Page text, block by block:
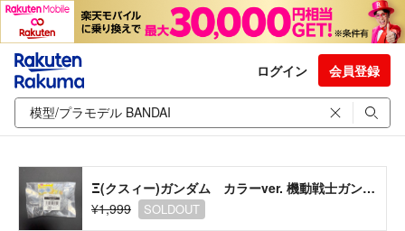
ログイン 会員登録
Ξ(クスィー)ガンダム カラーver. 機動戦士ガンダム ガシャポン戦士zero
¥1,999
SOLDOUT